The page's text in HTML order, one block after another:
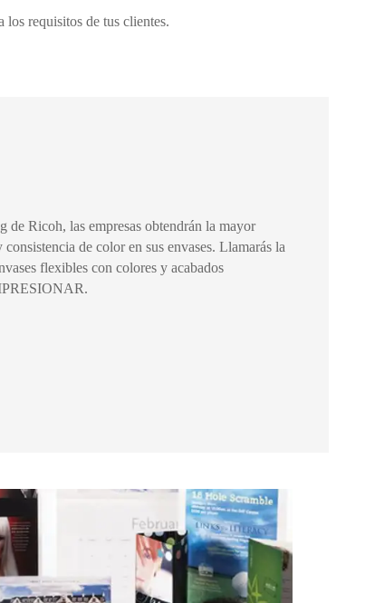
los requisitos de tus clientes.
de Ricoh, las empresas obtendrán la mayor
de color en sus envases. Llamarás la
flexibles con colores y acabados